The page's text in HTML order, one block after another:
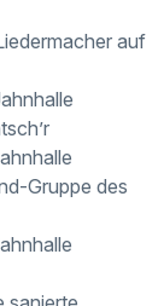
auf
Gruppe des